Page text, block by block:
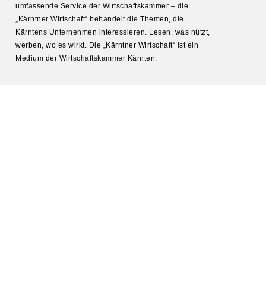
umfas­sende Service der Wirtschafts­kammer – die
„Kärntner Wirtschaft“ behandelt die Themen, die
Kärntens Unter­nehmen inter­es­sieren. Lesen, was nützt,
werben, wo es wirkt. Die „Kärntner Wirtschaft“ ist ein
Medium der Wirtschafts­kammer Kärnten.